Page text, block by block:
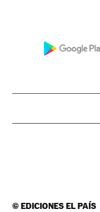
©EDICIONES EL PAÍS